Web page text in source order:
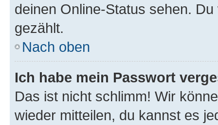
deinen Online-Status sehen.
gezählt.
Nach oben
Ich habe mein Passwort
Das ist nicht schlimm! Wir
wieder mitteilen, du kannst es